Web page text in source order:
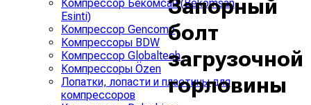
Компрессор Бекомсан (Bekomsan
Esinti)
Компрессор Gencomp
Компрессоры BDW
Компрессор Globaltech
Компрессоры Özen
Лопатки, лопасти и пластины для
компрессоров
Запорный
болт
загрузочной
горловины